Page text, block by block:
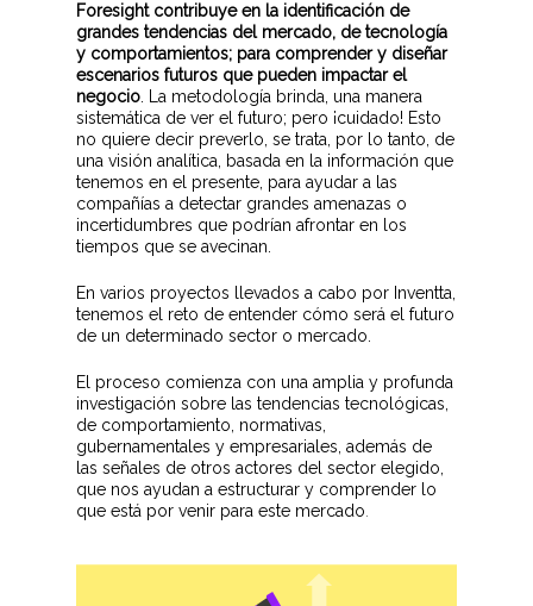
Foresightcontribuye en la identificación de
grandes tendencias del mercado, de tecnología
y comportamientos; para comprender y diseñar
escenarios futuros que pueden impactar el
negocio . La metodología brinda, una manera
sistemática de ver el futuro; pero ¡cuidado! Esto
no quiere decir preverlo, se trata, por lo tanto, de
una visión analítica, basada en la información que
tenemos en el presente, para ayudar a las
compañías a detectar grandes amenazas o
incertidumbres que podrían afrontar en los
tiempos que se avecinan.
En varios proyectos llevados a cabo por Inventta,
tenemos el reto de entender cómo será el futuro
de un determinado sector o mercado.
El proceso comienza con una amplia y profunda
investigación sobre las tendencias tecnológicas,
de comportamiento, normativas,
gubernamentales y empresariales, además de
las señales de otros actores del sector elegido,
que nos ayudan a estructurar y comprender lo
que está por venir para este mercado